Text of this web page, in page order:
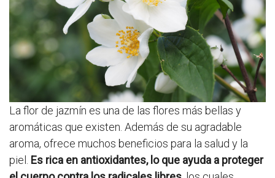
La flor de jazmín es una de las flores más bellas y
aromáticas que existen. Además de su agradable
aroma, ofrece muchos beneficios para la salud y la
piel. Es rica en antioxidantes, lo que ayuda a proteger